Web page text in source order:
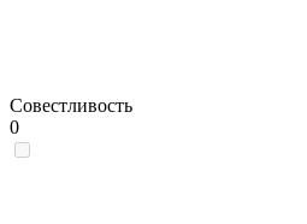
Совестливость
0